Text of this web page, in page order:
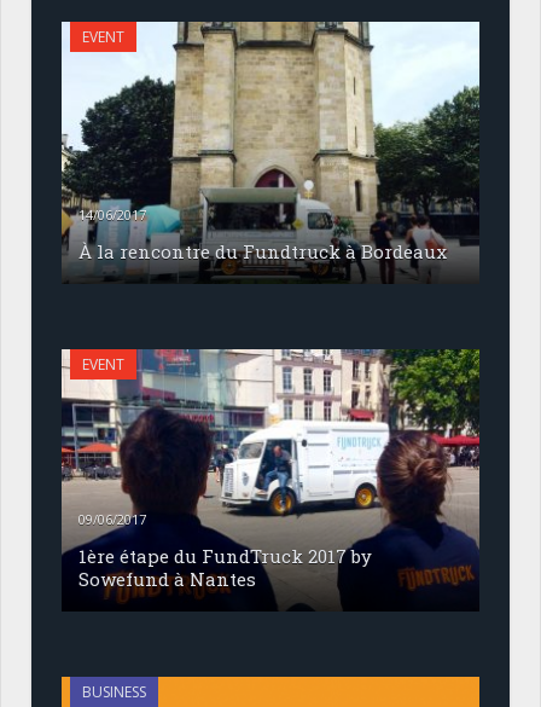
EVENT
14/06/2017
À la rencontre du Fundtruck à Bordeaux
EVENT
09/06/2017
1ère étape du FundTruck 2017 by
Sowefund à Nantes
BUSINESS